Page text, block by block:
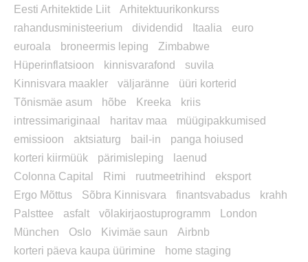
Eesti Arhitektide Liit
Arhitektuurikonkurss
rahandusministeerium
dividendid Itaalia
euro
euroala
broneermis leping
Zimbabwe
Hüperinflatsioon
kinnisvarafond
suvila
Kinnisvara maakler
väljaränne
üüri korterid
Tõnismäe asum
hõbe Kreeka
kriis
intressimariginaal
haritav maa
müügipakkumised
emissioon
aktsiaturg bail-in
panga hoiused
korteri kiirmüük
pärimisleping
laenud
Colonna Capital
Rimi ruutmeetrihind
eksport
Ergo Mõttus
Sõbra Kinnisvara finantsvabadus
krahh
Palsttee
asfalt võlakirjaostuprogramm
London
München
Oslo Kivimäe saun
Airbnb
korteri päeva kaupa üürimine
home staging